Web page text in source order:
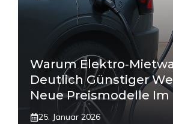
Warum
Deutlich Günstiger
Neue Preismodelle
25. Januar 2026